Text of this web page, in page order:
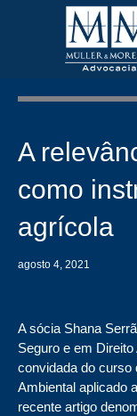
A
como
agrícola
agosto 4, 2021
A sócia Shana
Seguro e em
convidada do curso
Ambiental aplicado
recente artigo